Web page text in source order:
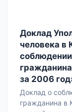
Доклад
человека в
за 2006
Доклад о
гражданина в